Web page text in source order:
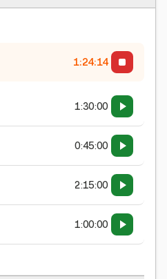
1:24:15
1:30:00
0:45:00
2:15:00
1:00:00